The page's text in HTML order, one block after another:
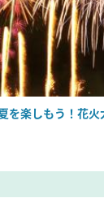
を楽しもう！花